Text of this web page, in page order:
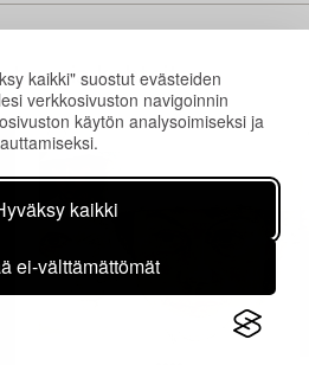
kaikki" suostut evästeiden
verkkosivuston navigoinnin
käytön analysoimiseksi ja
kaikki
ei-välttämättömät
kohteita